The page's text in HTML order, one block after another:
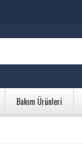
Bakım Ürünleri